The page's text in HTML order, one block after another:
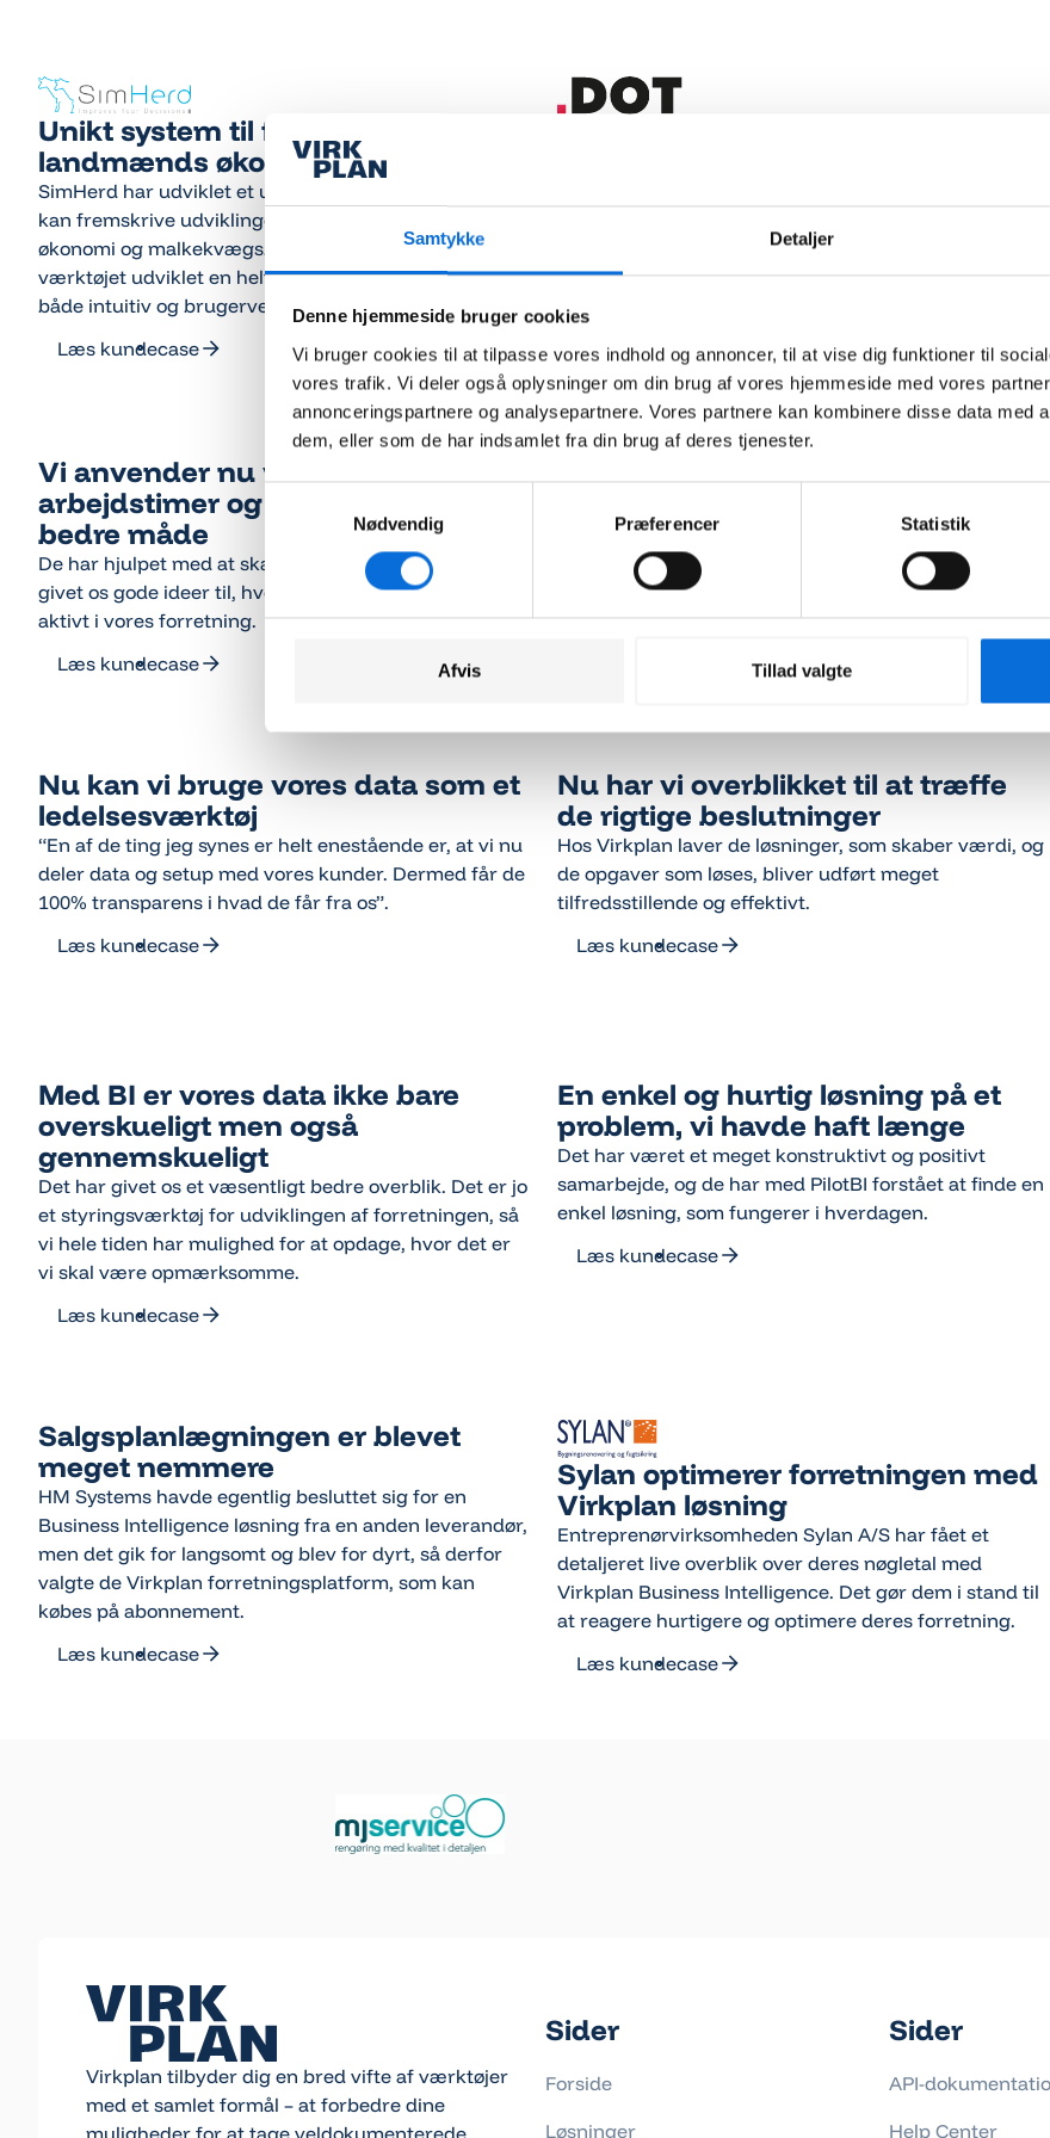
Samtykke Detaljer
Denne hjemmeside bruger cookies
Vi bruger cookies til at tilpasse vores indhold og annoncer, til at vise dig funktioner til
vores trafik. Vi deler også oplysninger om din brug af vores hjemmeside med vores
annonceringspartnere og analysepartnere. Vores partnere kan kombinere disse data med
dem, eller som de har indsamlet fra din brug af deres tjenester.
Nødvendig
Præferencer Statistik
Afvis Tillad valgte
Unikt system til fremskrivning af
landmænds økonomi
SimHerd har udviklet et unikt simuleringsværktøj, der
kan fremskrive udviklingen i den enkelte landmands
økonomi og malkekvægsbesætning. Virkplan har til
værktøjet udviklet en helt ny brugerflade, som er
både intuitiv og brugervenlig.
Læs kundecase
Læs kundecase
og har også tidligere haft en Business Intelligence
løsning, men det Virkplan kan levere, er meget mere
end det.
Læs kundecase
Læs kundecase
Vi anvender nu vores data,
arbejdstimer og ressourcer på en
bedre måde
De har hjulpet med at skabe struktur i vores data og
givet os gode ideer til, hvordan vi kan bruge dem
aktivt i vores forretning.
Læs kundecase
Læs kundecase
PilotBI sparede tid, gav større
”Det er derfor, jeg synes, det er spændende at
arbejde med Virkplan. Det er et lille, agilt og fleksibelt
firma. De brænder virkelig, for det de laver.” Lars
Nikolajsen, Adm. direktør.
Nu kan vi bruge vores data som et
ledelsesværktøj
“En af de ting jeg synes er helt enestående er, at vi nu
deler data og setup med vores kunder. Dermed får de
100% transparens i hvad de får fra os”.
Læs kundecase
Læs kundecase
Nu har vi overblikket til at træffe
de rigtige beslutninger
Hos Virkplan laver de løsninger, som skaber værdi, og
de opgaver som løses, bliver udført meget
tilfredsstillende og effektivt.
Læs kundecase
Læs kundecase
Med BI er vores data ikke bare
overskueligt men også
gennemskueligt
Det har givet os et væsentligt bedre overblik. Det er jo
et styringsværktøj for udviklingen af forretningen, så
vi hele tiden har mulighed for at opdage, hvor det er
vi skal være opmærksomme.
Læs kundecase
Læs kundecase
En enkel og hurtig løsning på et
problem, vi havde haft længe
Det har været et meget konstruktivt og positivt
samarbejde, og de har med PilotBI forstået at finde en
enkel løsning, som fungerer i hverdagen.
Læs kundecase
Læs kundecase
Salgsplanlægningen er blevet
meget nemmere
HM Systems havde egentlig besluttet sig for en
Business Intelligence løsning fra en anden leverandør,
men det gik for langsomt og blev for dyrt, så derfor
valgte de Virkplan forretningsplatform, som kan
købes på abonnement.
Læs kundecase
Læs kundecase
Sylan optimerer forretningen med
Virkplan løsning
Entreprenørvirksomheden Sylan A/S har fået et
detaljeret live overblik over deres nøgletal med
Virkplan Business Intelligence. Det gør dem i stand til
at reagere hurtigere og optimere deres forretning.
Læs kundecase
Læs kundecase
Virkplan tilbyder dig en bred vifte af værktøjer
med et samlet formål – at forbedre dine
muligheder for at tage veldokumenterede
Sider
Forside
Løsninger
Sider
API-
Help Center